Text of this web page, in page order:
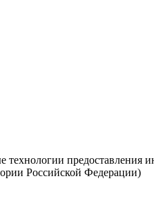
предоставления
Российской Федерации)